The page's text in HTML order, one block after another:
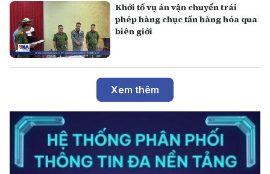
Khởi tố vụ án vận chuyển trái
phép hàng chục tấn hàng hóa qua
biên giới
Xem thêm